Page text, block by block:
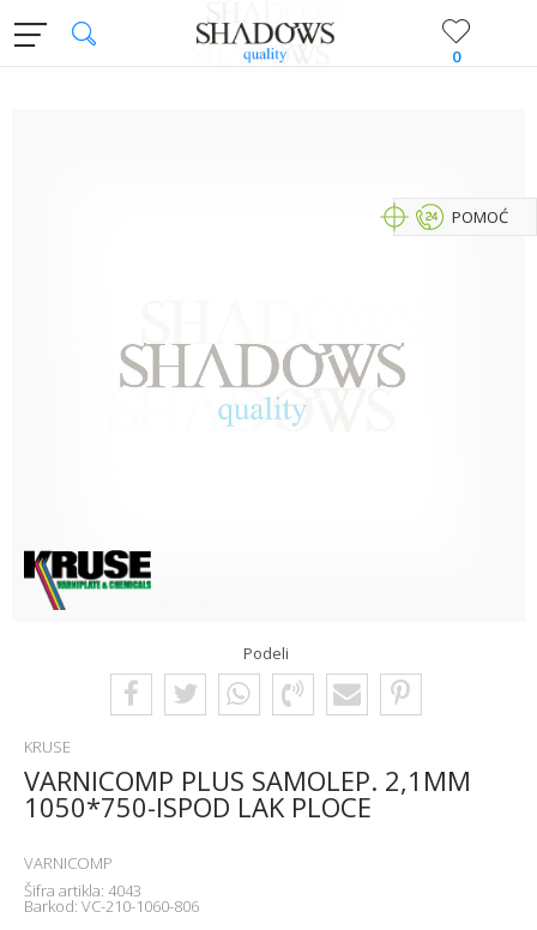
0
Podeli
KRUSE
VARNICOMP PLUS SAMOLEP. 2,1MM
1050*750-ISPOD LAK PLOCE
VARNICOMP
Šifra artikla: 4043
Barkod: VC-210-1060-806
POMOĆ